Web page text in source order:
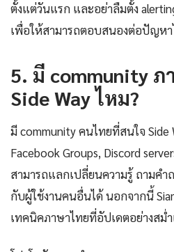
ตั้งแต่วันแรก และอย่าลืมตั้ง
เพื่อให้สามารถตอบสนองต่อปัญหา
5. มี community
Side Way ไหม?
มี community คนไทยที่สนใจ
Facebook Groups, Discord
สามารถแลกเปลี่ยนความรู้ ถามค
กับผู้ใช้งานคนอื่นได้ นอกจากนี้
เทคนิคภาษาไทยที่อัปเดตอย่างสม่